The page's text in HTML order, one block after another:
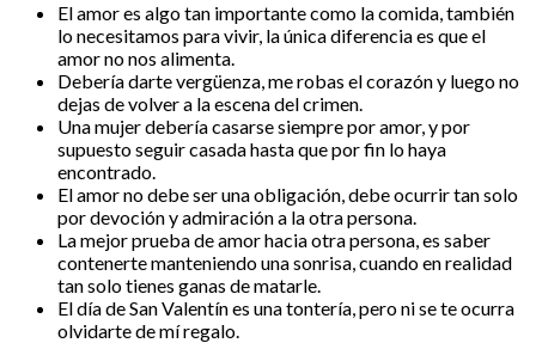
El amor es algo tan importante como la comida, también
lo necesitamos para vivir, la única diferencia es que el
amor no nos alimenta.
Debería darte vergüenza, me robas el corazón y luego no
dejas de volver a la escena del crimen.
Una mujer debería casarse siempre por amor, y por
supuesto seguir casada hasta que por fin lo haya
encontrado.
El amor no debe ser una obligación, debe ocurrir tan solo
por devoción y admiración a la otra persona.
La mejor prueba de amor hacia otra persona, es saber
contenerte manteniendo una sonrisa, cuando en realidad
tan solo tienes ganas de matarle.
El día de San Valentín es una tontería, pero ni se te ocurra
olvidarte de mí regalo.